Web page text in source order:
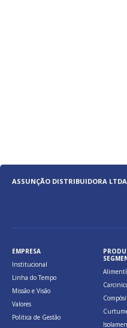
ASSUNÇÃO DISTRIBUIDORA
EMPRESA
Institucional
Linha do Tempo
Missão e Visão
Valores
Politica de Gestão